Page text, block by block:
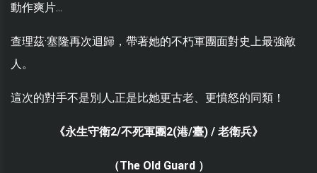
動作爽片...
查理茲·塞隆再次迴歸，帶著她的不朽軍團面對史上最強敵
人。
這次的對手不是別人,正是比她更古老、更憤怒的同類！
《永生守衛2/不死軍團2(港/臺) / 老衛兵》
（The Old Guard ）